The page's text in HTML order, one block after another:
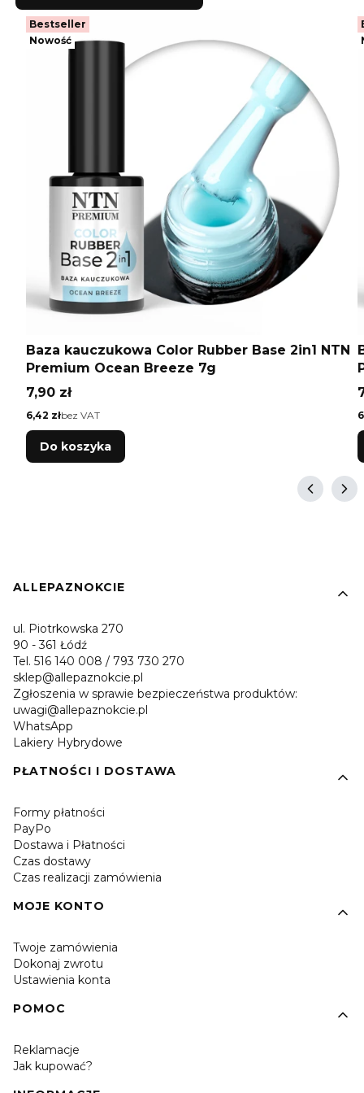
Bestseller
Nowość
Baza kauczukowa Color Rubber Base 2in1 NTN
Premium Ocean Breeze 7g
Cena
7,90 zł
Cena
6,42 złbez VAT
Do koszyka
Linki w stopce
ALLEPAZNOKCIE
ul. Piotrkowska 270
90 - 361 Łódź
Tel. 516 140 008 / 793 730 270
sklep@allepaznokcie.pl
Zgłoszenia w sprawie bezpieczeństwa produktów:
uwagi@allepaznokcie.pl
WhatsApp
Lakiery Hybrydowe
PŁATNOŚCI I DOSTAWA
Formy płatności
PayPo
Dostawa i Płatności
Czas dostawy
Czas realizacji zamówienia
MOJE KONTO
Twoje zamówienia
Dokonaj zwrotu
Ustawienia konta
POMOC
Reklamacje
Jak kupować?